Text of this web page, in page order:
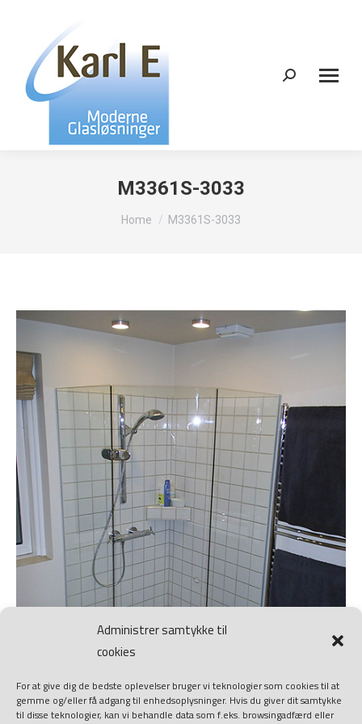
Administrer samtykke til
cookies
For at give dig de bedste oplevelser bruger vi teknologier som cookies til at
gemme og/eller få adgang til enhedsoplysninger. Hvis du giver dit samtykke
til disse teknologier, kan vi behandle data som f.eks. browsingadfærd eller
Search:
M3361S-3033
You are here:
Home M3361S-3033